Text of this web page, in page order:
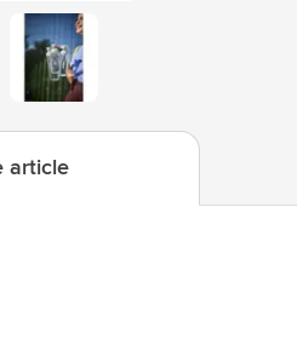
menu pour la catégorie
menu pour la catégorie Outils
image
View larger image
article